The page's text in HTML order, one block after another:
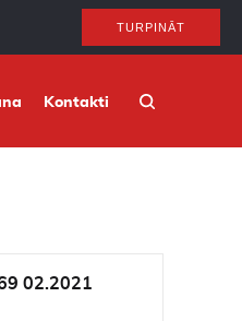
TURPINĀT
Kontakti
02.2021